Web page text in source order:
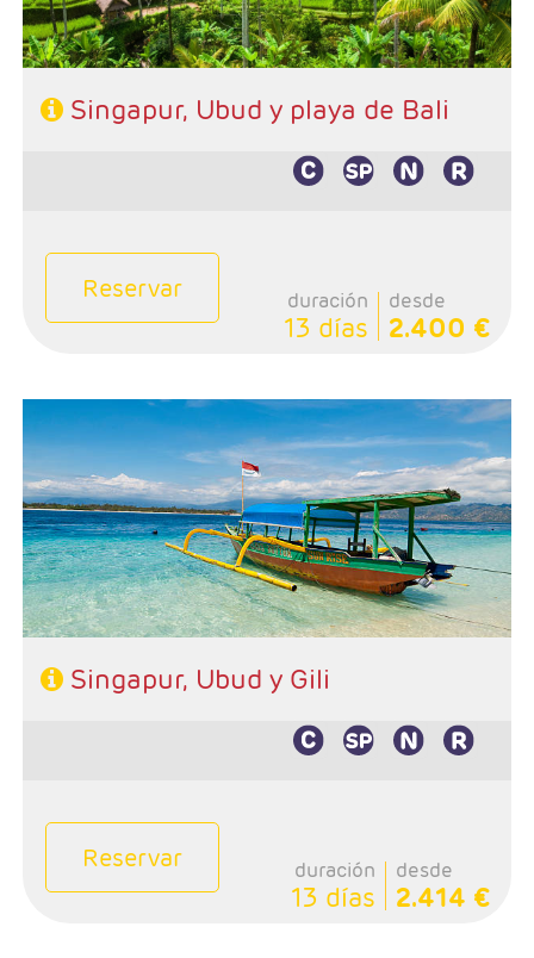
Singapur, Ubud y playa de Bali
Reservar duración
13 días
desde
2.400 €
Salidas: Jueves
Ruta: 3 noches Singapur, 4 noches Ubud y 3 Gili
Hoteles: De libre elección
Régimen: De libre elección
Singapur, Ubud y Gili
Reservar duración
13 días
desde
2.414 €